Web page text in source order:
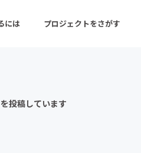
には プロジェクトをさがす
ジェクト
投稿しています